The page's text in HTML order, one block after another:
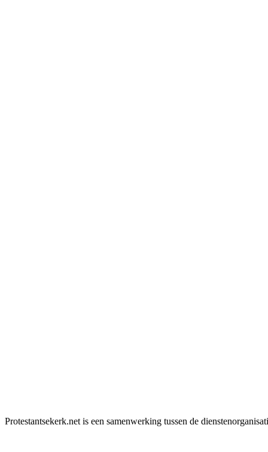
Protestantsekerk.net is een samenwerking tussen de